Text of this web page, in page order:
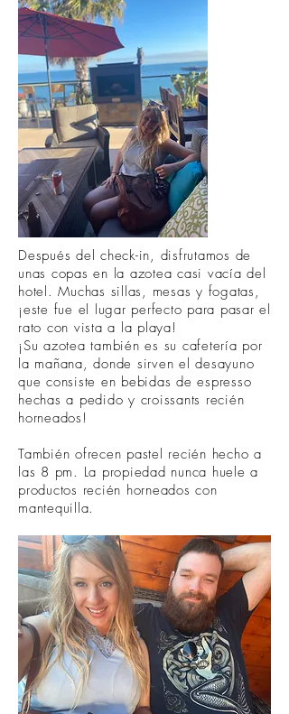
Después del check-in, disfrutamos de
unas copas en la azotea casi vacía del
hotel. Muchas sillas, mesas y fogatas,
¡este fue el lugar perfecto para pasar el
rato con vista a la playa!
¡Su azotea también es su cafetería por
la mañana, donde sirven el desayuno
que consiste en bebidas de espresso
hechas a pedido y croissants recién
horneados!
También ofrecen pastel recién hecho a
las 8 pm. La propiedad nunca huele a
productos recién horneados con
mantequilla.